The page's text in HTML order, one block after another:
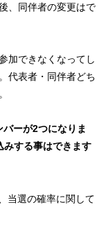
、同伴者の変更はで
加できなくなってし
代表者・同伴者どち
ーが2つになりま
みする事はできます
当選の確率に関して